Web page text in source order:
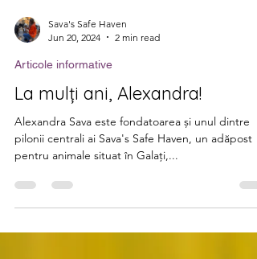
Sava's Safe Haven
Jun 20, 2024
2 min read
Articole informative
La mulți ani, Alexandra!
Alexandra Sava este fondatoarea și unul dintre